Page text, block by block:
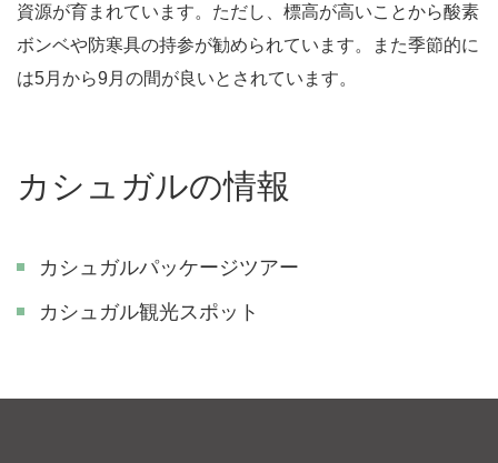
資源が育まれています。ただし、標高が高いことから酸素
ボンベや防寒具の持参が勧められています。また季節的に
は5月から9月の間が良いとされています。
カシュガルの情報
カシュガルパッケージツアー
カシュガル観光スポット